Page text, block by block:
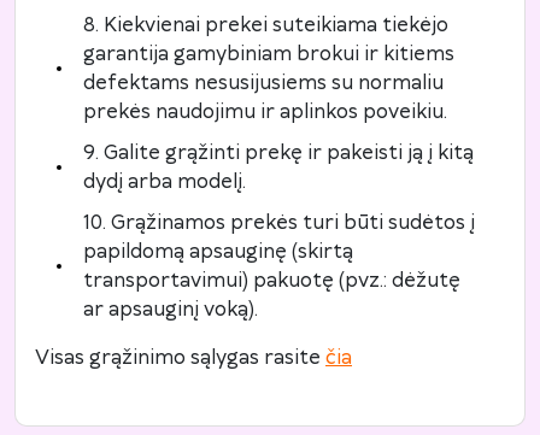
8. Kiekvienai prekei suteikiama tiekėjo
garantija gamybiniam brokui ir kitiems
defektams nesusijusiems su normaliu
prekės naudojimu ir aplinkos poveikiu.
9. Galite grąžinti prekę ir pakeisti ją į kitą
dydį arba modelį.
10. Grąžinamos prekės turi būti sudėtos į
papildomą apsauginę (skirtą
transportavimui) pakuotę (pvz.: dėžutę
ar apsauginį voką).
Visas grąžinimo sąlygas rasite čia